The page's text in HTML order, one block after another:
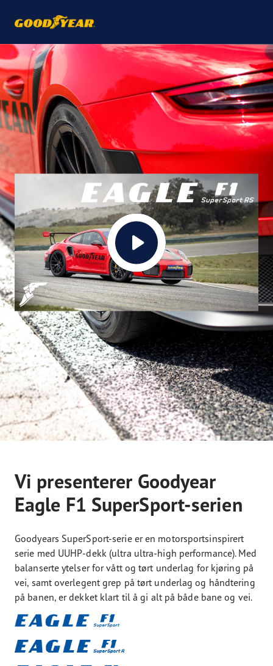
Vi presenterer Goodyear
Eagle F1 SuperSport-serien
Goodyears SuperSport-serie er en motorsportsinspirert
serie med UUHP-dekk (ultra ultra-high performance). Med
balanserte ytelser for vått og tørt underlag for kjøring på
vei, samt overlegent grep på tørt underlag og håndtering
på banen, er dekket klart til å gi alt på både bane og vei.